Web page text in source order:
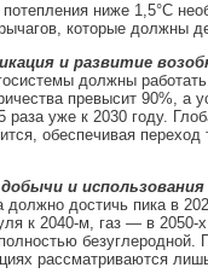
ниже 1,5°C
которые должны
и развитие
должны
превысит 90%, а
уже к 2030 году.
обеспечивая
и использования
должно достичь пика в
к 2040-м, газ — в
безуглеродной.
рассматриваются